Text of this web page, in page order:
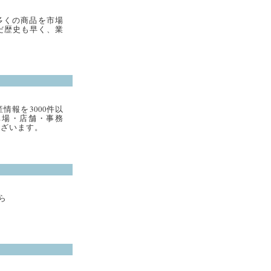
の商品を市場
歴史も早く、業
報を3000件以
・店舗・事務
います。